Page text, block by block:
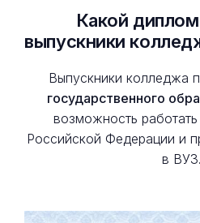
Какой
выпускники
Выпускники колледжа
государственного
возможность
Российской Федерации и
в ВУЗ.